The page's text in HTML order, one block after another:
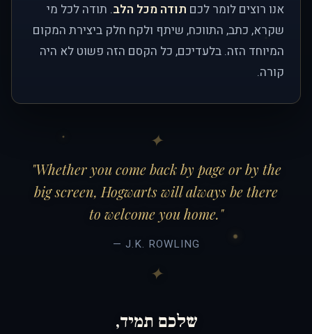
אנו רוצים לומר לכם תודה מכל הלב. תודה לכל מי
שקרא, כתב, התווכח, שיתף ולקח חלק ביצירת המקום
המיוחד הזה. בלעדיכם, כל הקסם הזה פשוט לא היה
קורה.
"Whether you come back by page or by the
big screen, Hogwarts will always be there
to welcome you home."
— J.K. ROWLING
שלכם תמיד,